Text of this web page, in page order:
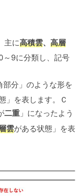
主に高積雲、 高層
～9に分類し、記号
部分」のような形を
」を表します。Ｃ
二重 」になったよう
雲がある状態」を表